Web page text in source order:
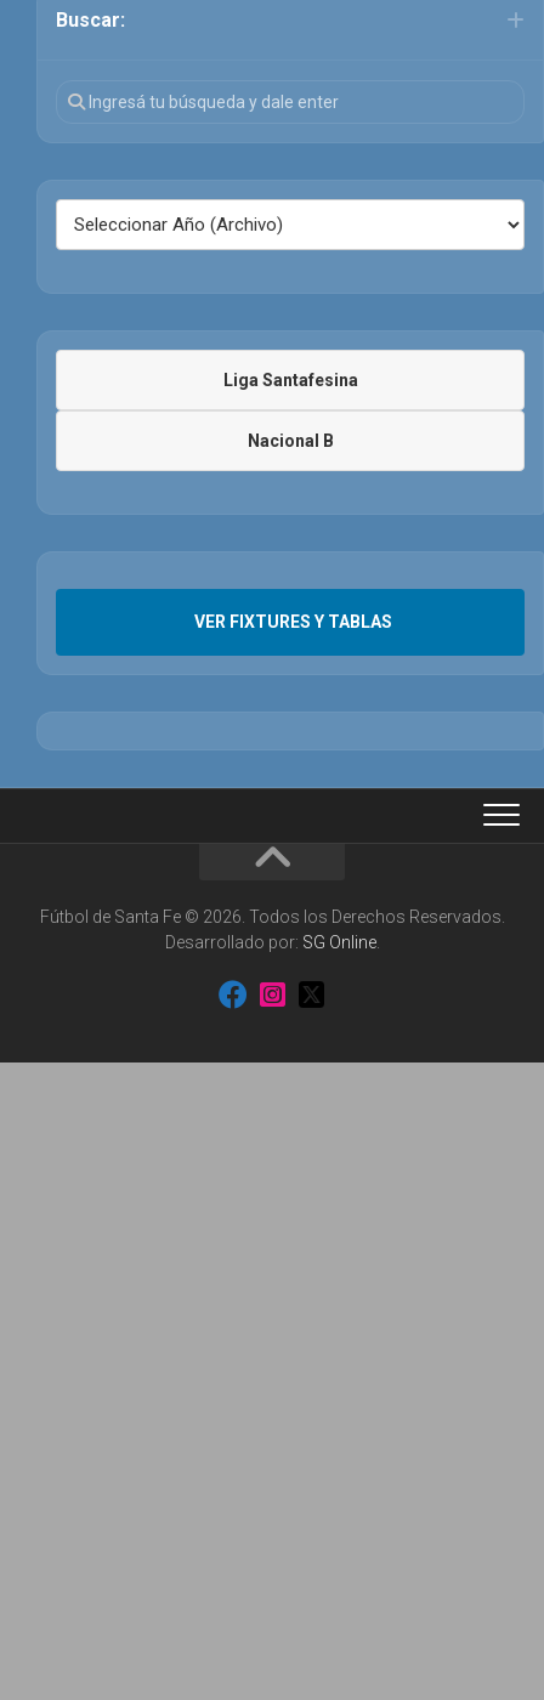
Buscar:
Liga Santafesina
Nacional B
VER FIXTURES Y TABLAS
Fútbol de Santa Fe © 2026. Todos los Derechos Reservados.
Desarrollado por: SG Online.